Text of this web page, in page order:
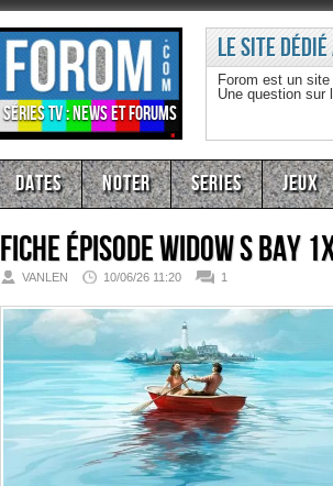
Séries TV : news et forums
Le site
Forom est un site
Une question sur
Dates Noter Series Jeux
Fiche épisodeWidow s Bay
VANLEN 10/06/26 11:20 1